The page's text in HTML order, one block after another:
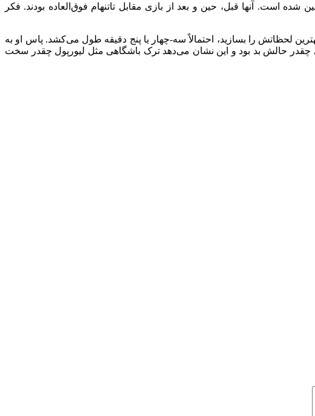
است. آنها قبل، حین و بعد از بازی مقابل تاتنهام فوق‌العاده بودند. فکر
لحظاتش را بسازید، احتمالاً سه-چهار یا پنج دقیقه طول می‌کشد. پاس او به
چقدر حالش بد بود و این نشان می‌دهد ترک باشگاهی مثل لیورپول چقدر سخت